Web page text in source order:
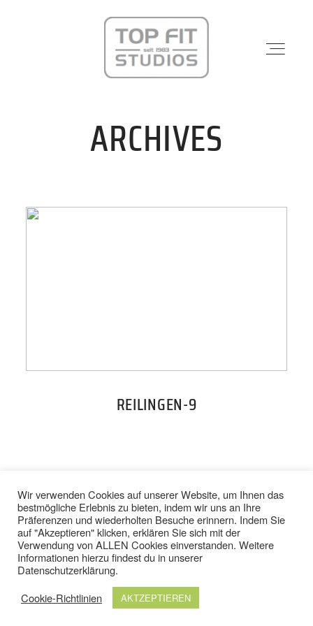
STANDORTE
TEAM
ONLINE SHOP
ARCHIVES
REILINGEN-9
BACK TO TOP
© 2024 TOP FIT STUDIOS. ALLE RECHTE VORBEHALTEN.
IMPRESSUM DATENSCHUTZ
/
AGB / WIDERRUFSBELEHRUNG
Wir verwenden Cookies auf unserer Website, um Ihnen das
bestmögliche Erlebnis zu bieten, indem wir uns an Ihre
Präferenzen und wiederholten Besuche erinnern. Indem Sie
auf "Akzeptieren" klicken, erklären Sie sich mit der
Verwendung von ALLEN Cookies einverstanden. Weitere
Informationen hierzu findest du in unserer
Datenschutzerklärung.
Cookie-Richtlinien
AKTZEPTIEREN